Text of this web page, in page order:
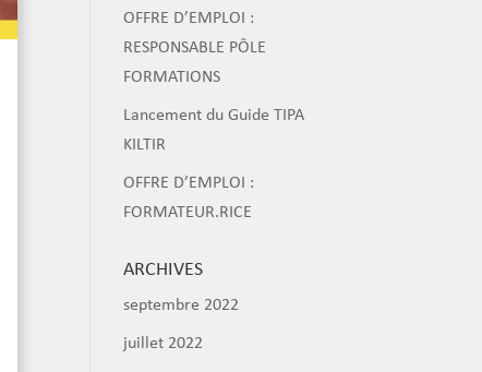
OFFRE D’EMPLOI :
RESPONSABLE PÔLE
FORMATIONS
Lancement du Guide TIPA
KILTIR
OFFRE D’EMPLOI :
FORMATEUR.RICE
ARCHIVES
septembre 2022
juillet 2022